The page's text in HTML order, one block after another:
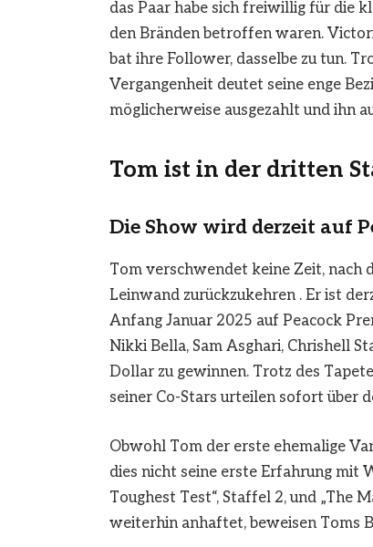
das Paar habe sich freiwillig für die
den Bränden betroffen waren.
bat ihre Follower, dasselbe zu tun.
Vergangenheit deutet seine enge
möglicherweise ausgezahlt und ihn
Tom ist in der dritten
Die Show wird derzeit auf
Tom verschwendet keine Zeit, nach
Leinwand zurückzukehren . Er ist
Anfang Januar 2025 auf Peacock
Nikki Bella, Sam Asghari, Chrishell
Dollar zu gewinnen. Trotz des
seiner Co-Stars urteilen sofort über
Obwohl Tom der erste ehemalige
dies nicht seine erste Erfahrung mit
Toughest Test“, Staffel 2, und „The
weiterhin anhaftet, beweisen Toms